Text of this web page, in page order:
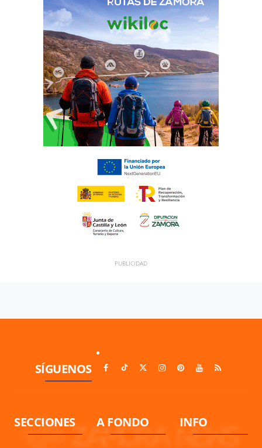
SÍGUENOS
SECCIONES A FONDO INFO